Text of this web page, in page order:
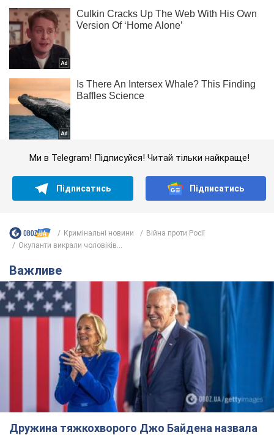
Ми в Telegram! Підписуйся! Читай тільки найкраще!
Підписатись Підписатись
Кримінальні новини
Війна проти Росії
Окупанти викрали чоловіків...
Важливе
Дружина тяжкохворого Джо Байдена назвала